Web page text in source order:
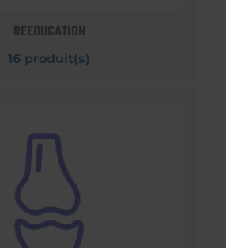
REEDUCATION
16 produit(s)